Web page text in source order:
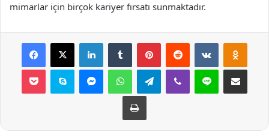
mimarlar için birçok kariyer fırsatı sunmaktadır.
Facebook
X LinkedInTumblr PinterestReddit VKontakte
Pocket Skype MessengerWhatsAppTelegramViber Line E-Posta ile
Yazdır